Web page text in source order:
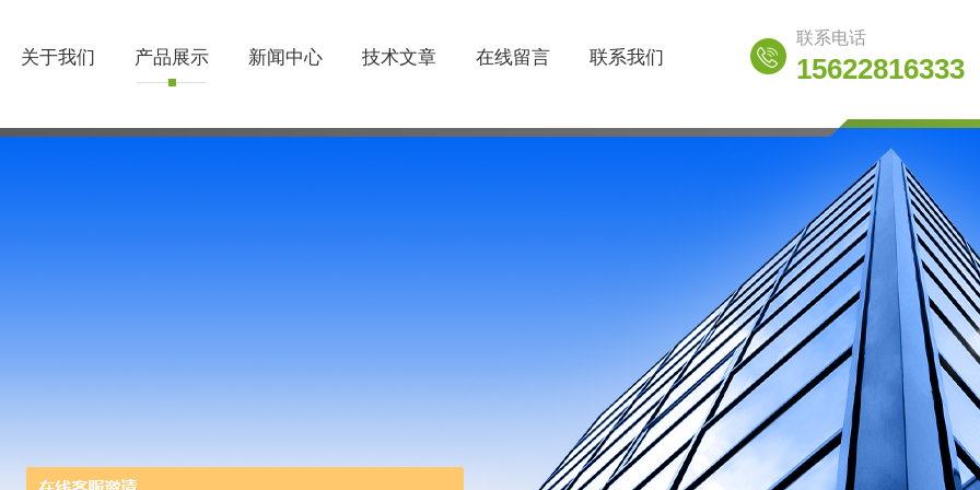
关于我们 产品展示 新闻中心 技术文章 在线留言 联系我们
联系电话
15622816333